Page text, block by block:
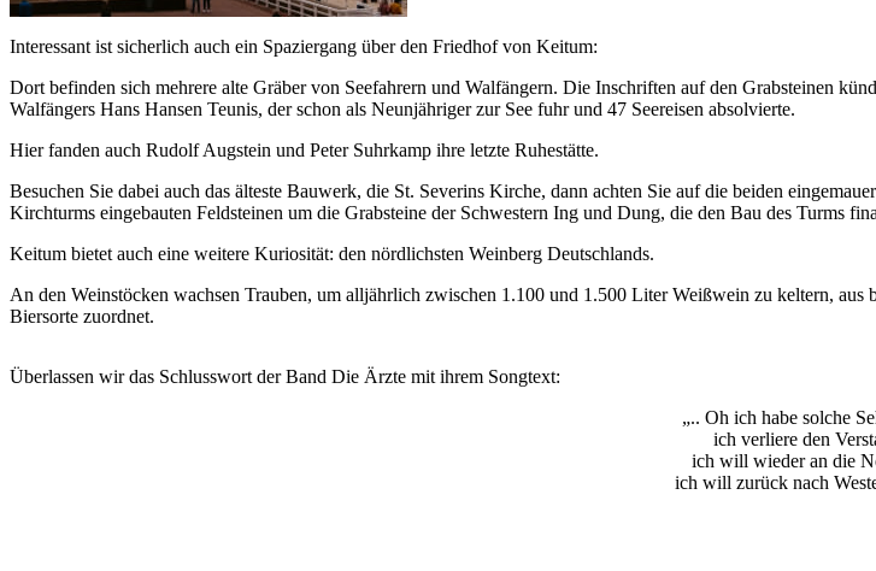
Interessant ist sicherlich auch ein Spaziergang über den Friedhof von Keitum:
Dort befinden sich mehrere alte Gräber von Seefahrern und Walfängern. Die Inschriften auf den Grabsteinen
Walfängers Hans Hansen Teunis, der schon als Neunjähriger zur See fuhr und 47 Seereisen absolvierte.
Hier fanden auch Rudolf Augstein und Peter Suhrkamp ihre letzte Ruhestätte.
Besuchen Sie dabei auch das älteste Bauwerk, die St. Severins Kirche, dann achten Sie auf die beiden
Kirchturms eingebauten Feldsteinen um die Grabsteine der Schwestern Ing und Dung, die den Bau des Turms
Keitum bietet auch eine weitere Kuriosität: den nördlichsten Weinberg Deutschlands.
An den Weinstöcken wachsen Trauben, um alljährlich zwischen 1.100 und 1.500 Liter Weißwein zu keltern,
Biersorte zuordnet.
Überlassen wir das Schlusswort der Band Die Ärzte mit ihrem Songtext:
„.. Oh ich habe solche
ich verliere den
ich will wieder an die
ich will zurück nach